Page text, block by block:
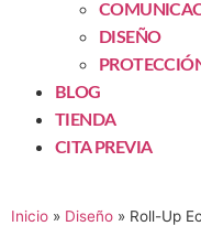
DISEÑO
BLOG
TIENDA
CITA PREVIA
Inicio » Diseño » Roll-Up